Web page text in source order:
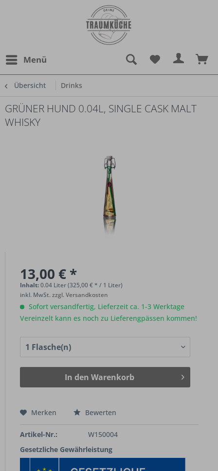
Menü
Übersicht Drinks
GRÜNER HUND 0.04L, SINGLE CASK MALT
WHISKY
13,00 € *
Inhalt:0.04 Liter (325,00 € * / 1 Liter)
inkl. MwSt.zzgl. Versandkosten
Sofort versandfertig, Lieferzeit ca. 1-3 Werktage
Vereinzelt kann es noch zu Lieferengpässen kommen!
In den Warenkorb
Merken Bewerten
Artikel-Nr.:
W150004
Gesetzliche Gewährleistung